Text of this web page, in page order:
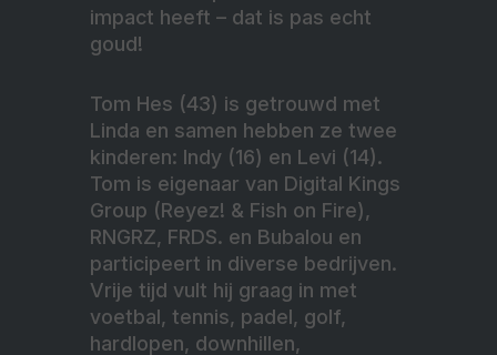
impact heeft – dat is pas echt
goud!
Tom Hes (43) is getrouwd met
Linda en samen hebben ze twee
kinderen: Indy (16) en Levi (14).
Tom is eigenaar van Digital Kings
Group (Reyez! & Fish on Fire),
RNGRZ, FRDS. en Bubalou en
participeert in diverse bedrijven.
Vrije tijd vult hij graag in met
voetbal, tennis, padel, golf,
hardlopen, downhillen,